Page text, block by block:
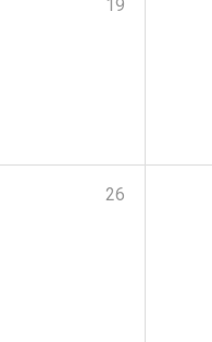
19
26